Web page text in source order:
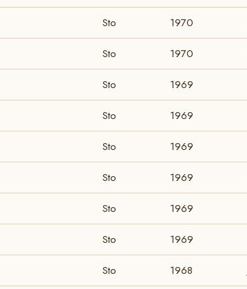
Sto 1970
Sto 1970
Sto 1969
Sto 1969
Sto 1969
Sto 1969
Sto 1969
Sto 1969
Sto 1968